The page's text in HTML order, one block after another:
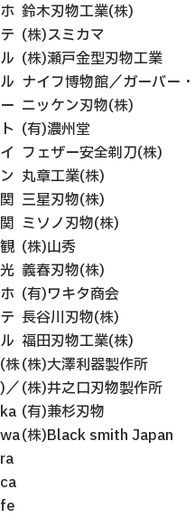
ホ
テ
ル
ル
ー
ト
イ
ン
関
関
観
光
ホ
テ
ル
(株
)／
ka
wa
ra
ca
fe
鈴木刃物工業(株)
(株)スミカマ
(株)瀬戸金型刃物工業
ナイフ博物館／ガーバー
ニッケン刃物(株)
(有)濃州堂
フェザー安全剃刀(株)
丸章工業(株)
三星刃物(株)
ミソノ刃物(株)
(株)山秀
義春刃物(株)
(有)ワキタ商会
長谷川刃物(株)
福田刃物工業(株)
(株)大澤利器製作所
(株)井之口刃物製作所
(有)兼杉刃物
(株)Black smith Japan